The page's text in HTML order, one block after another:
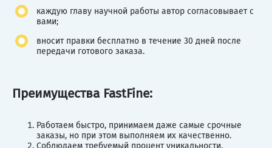
каждую главу научной работы автор согласовывает с
вами;
вносит правки бесплатно в течение 30 дней после
передачи готового заказа.
Преимущества FastFine:
Работаем быстро, принимаем даже самые срочные
заказы, но при этом выполняем их качественно.
Соблюдаем требуемый процент уникальности.